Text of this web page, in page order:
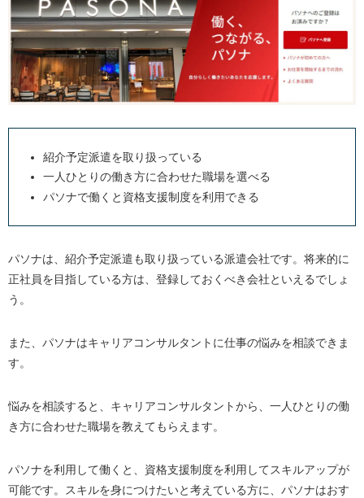
紹介予定派遣を取り扱っている
一人ひとりの働き方に合わせた職場を選べる
パソナで働くと資格支援制度を利用できる
パソナは、紹介予定派遣も取り扱っている派遣会社です。将来的に
正社員を目指している方は、登録しておくべき会社といえるでしょ
う。
また、パソナはキャリアコンサルタントに仕事の悩みを相談できま
す。
悩みを相談すると、キャリアコンサルタントから、一人ひとりの働
き方に合わせた職場を教えてもらえます。
パソナを利用して働くと、資格支援制度を利用してスキルアップが
可能です。スキルを身につけたいと考えている方に、パソナはおす